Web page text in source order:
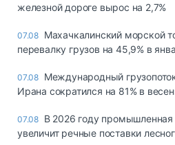
железной дороге вырос на 2,7%
07.08 Махачкалинский морской
перевалку грузов на 45,9% в
07.08 Международный
Ирана сократился на 81% в
07.08 В 2026 году промышленная
увеличит речные поставки